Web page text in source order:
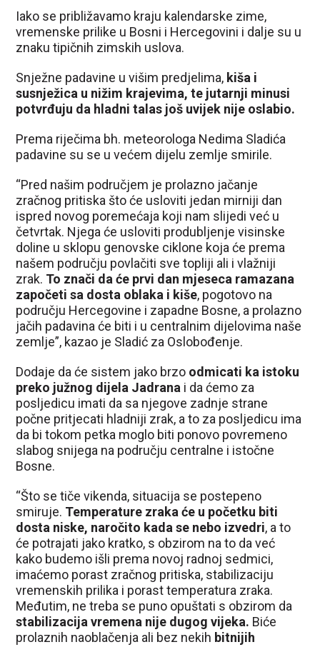
Iako se približavamo kraju kalendarske zime,
vremenske prilike u Bosni i Hercegovini i dalje su u
znaku tipičnih zimskih uslova.
Snježne padavine u višim predjelima, kiša i
susnježica u nižim krajevima, te jutarnji minusi
potvrđuju da hladni talas još uvijek nije oslabio.
Prema riječima bh. meteorologa Nedima Sladića
padavine su se u većem dijelu zemlje smirile.
“Pred našim područjem je prolazno jačanje
zračnog pritiska što će usloviti jedan mirniji dan
ispred novog poremećaja koji nam slijedi već u
četvrtak. Njega će usloviti produbljenje visinske
doline u sklopu genovske ciklone koja će prema
našem području povlačiti sve topliji ali i vlažniji
zrak. To znači da će prvi dan mjeseca ramazana
započeti sa dosta oblaka i kiše, pogotovo na
području Hercegovine i zapadne Bosne, a prolazno
jačih padavina će biti i u centralnim dijelovima naše
zemlje”, kazao je Sladić za Oslobođenje.
Dodaje da će sistem jako brzo odmicati ka istoku
preko južnog dijela Jadrana i da ćemo za
posljedicu imati da sa njegove zadnje strane
počne pritjecati hladniji zrak, a to za posljedicu ima
da bi tokom petka moglo biti ponovo povremeno
slabog snijega na području centralne i istočne
Bosne.
“Što se tiče vikenda, situacija se postepeno
smiruje. Temperature zraka će u početku biti
dosta niske, naročito kada se nebo izvedri, a to
će potrajati jako kratko, s obzirom na to da već
kako budemo išli prema novoj radnoj sedmici,
imaćemo porast zračnog pritiska, stabilizaciju
vremenskih prilika i porast temperatura zraka.
Međutim, ne treba se puno opuštati s obzirom da
stabilizacija vremena nije dugog vijeka. Biće
prolaznih naoblačenja ali bez nekih bitnijih